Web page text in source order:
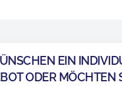
EIN
ODER MÖCHTEN